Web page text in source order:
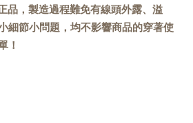
品，製造過程難免有線頭外露、溢
細節小問題，均不影響商品的穿著使
！